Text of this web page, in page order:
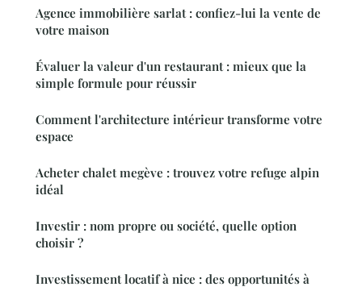
Agence immobilière sarlat : confiez-lui la vente de
votre maison
Évaluer la valeur d'un restaurant : mieux que la
simple formule pour réussir
Comment l'architecture intérieur transforme votre
espace
Acheter chalet megève : trouvez votre refuge alpin
idéal
Investir : nom propre ou société, quelle option
choisir ?
Investissement locatif à nice : des opportunités à